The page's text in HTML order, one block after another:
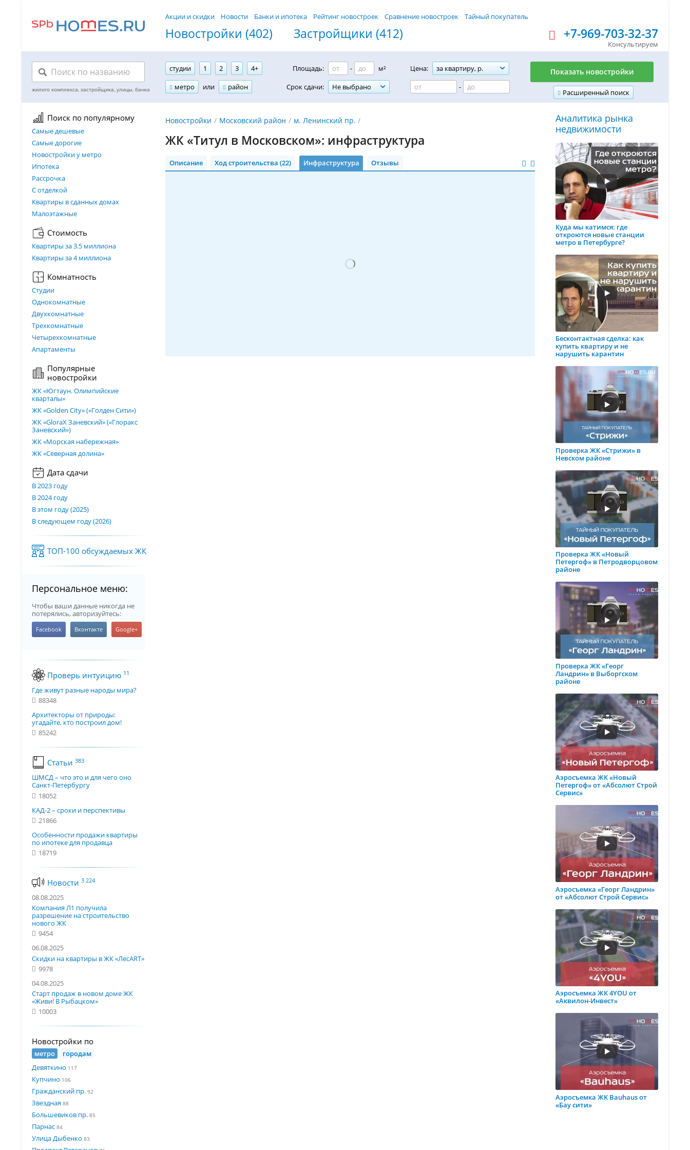
Акции и скидки Новости Банки и ипотека Рейтинг новостроек Сравнение новостроек Тайный покупатель
Новостройки (402) Застройщики (412) +7-969-703-32-37
Консультируем
студии 1 2 3
4+
метро
или район
Площадь: -
м²
Срок сдачи:
Не выбрано
Цена:
за квартиру, р.
-
Расширенный поиск
Показать новостройки
Поиск по популярному
Самые дешевые
Самые дорогие
Новостройки у метро
Ипотека
Рассрочка
С отделкой
Квартиры в сданных домах
Малоэтажные
Стоимость
Квартиры за 3.5 миллиона
Квартиры за 4 миллиона
Комнатность
Студии
Однокомнатные
Двухкомнатные
Трехкомнатные
Четырехкомнатные
Апартаменты
Популярные
новостройки
ЖК «Югтаун. Олимпийские
кварталы»
ЖК «Golden City» («Голден Сити»)
ЖК «GloraX Заневский»​ («Глоракс
Заневский»)
ЖК «Морская набережная»
ЖК «Северная долина»
Дата сдачи
В 2023 году
В 2024 году
В этом году (2025)
В следующем году (2026)
ТОП-100 обсуждаемых ЖК
Персональное меню:
Чтобы ваши данные никогда не
потерялись, авторизуйтесь:
Проверь интуицию 11
Где живут разные народы мира?
88348
Архитекторы от природы:
угадайте, кто построил дом!
85242
Статьи 383
ШМСД – что это и для чего оно
Санкт-Петербургу
18052
КАД-2 – сроки и перспективы
21866
Особенности продажи квартиры
по ипотеке для продавца
18719
Новости 3 224
08.08.2025
Компания Л1 получила
разрешение на строительство
нового ЖК
9454
06.08.2025
Скидки на квартиры в ЖК «ЛесART»
9978
04.08.2025
Старт продаж в новом доме ЖК
«Живи! В Рыбацком»
10003
Новостройки по
метро
городам
Девяткино 117
Купчино 106
Гражданский пр. 92
Звездная 88
Большевиков пр. 85
Парнас 84
Улица Дыбенко 83
Новостройки Московский район м. Ленинский пр.
ЖК «Титул в Московском»: инфраструктура
Описание Ход строительства (22) Инфраструктура Отзывы
Аналитика рынка
недвижимости
Куда мы катимся: где
откроются новые станции
метро в Петербурге?
Бесконтактная сделка: как
купить квартиру и не
нарушить карантин
Проверка ЖК «Стрижи» в
Невском районе
Проверка ЖК «Новый
Петергоф» в Петродворцовом
районе
Проверка ЖК «Георг
Ландрин» в Выборгском
районе
Аэросъемка ЖК «Новый
Петергоф» от «Абсолют Строй
Сервис»
Аэросъемка «Георг Ландрин»
от «Абсолют Строй Сервис»
Аэросъемка ЖК 4YOU от
«Аквилон-Инвест»
Аэросъемка ЖК Bauhaus от
«Бау сити»